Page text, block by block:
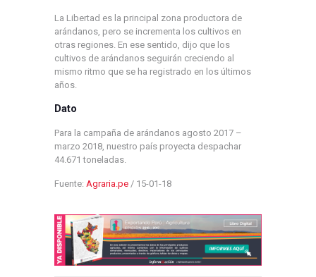
La Libertad es la principal zona productora de
arándanos, pero se incrementa los cultivos en
otras regiones. En ese sentido, dijo que los
cultivos de arándanos seguirán creciendo al
mismo ritmo que se ha registrado en los últimos
años.
Dato
Para la campaña de arándanos agosto 2017 –
marzo 2018, nuestro país proyecta despachar
44.671 toneladas.
Fuente: Agraria.pe / 15-01-18